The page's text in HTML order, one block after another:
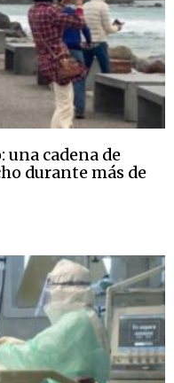
cadena de
durante más de